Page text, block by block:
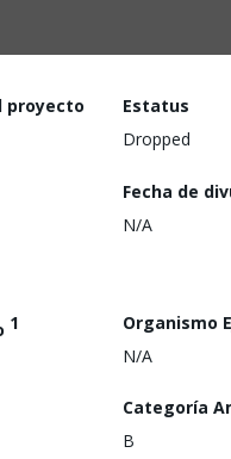
proyecto
Estatus
Dropped
Fecha de
N/A
1
Organismo
N/A
Categoría
B